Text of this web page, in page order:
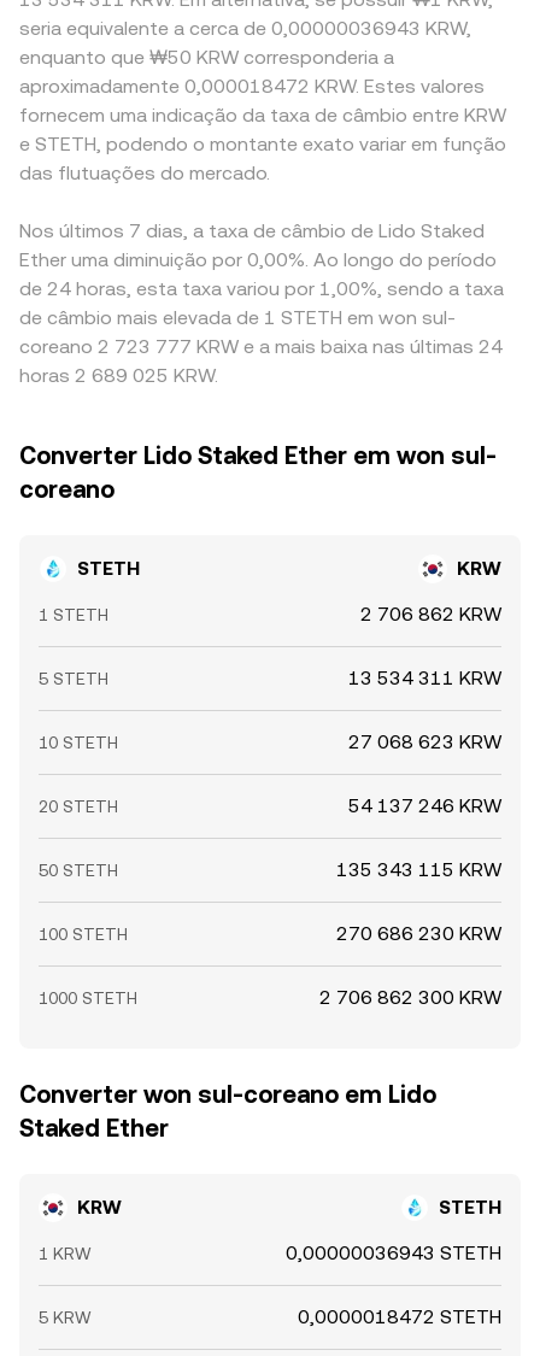
seria equivalente a cerca de 0,00000036943 KRW,
enquanto que ₩50 KRW corresponderia a
aproximadamente 0,000018472 KRW. Estes valores
fornecem uma indicação da taxa de câmbio entre KRW
e STETH, podendo o montante exato variar em função
das flutuações do mercado.
Nos últimos 7 dias, a taxa de câmbio de Lido Staked
Ether uma diminuição por 0,00%. Ao longo do período
de 24 horas, esta taxa variou por 1,00%, sendo a taxa
de câmbio mais elevada de 1 STETH em won sul-
coreano 2 723 777 KRW e a mais baixa nas últimas 24
horas 2 689 025 KRW.
Converter Lido Staked Ether em won sul-
coreano
STETH KRW
1 STETH 2 706 862 KRW
5 STETH 13 534 311 KRW
10 STETH 27 068 623 KRW
20 STETH 54 137 246 KRW
50 STETH 135 343 115 KRW
100 STETH 270 686 230 KRW
1000 STETH 2 706 862 300 KRW
Converter won sul-coreano em Lido
Staked Ether
KRW STETH
1 KRW 0,00000036943 STETH
5 KRW 0,0000018472 STETH